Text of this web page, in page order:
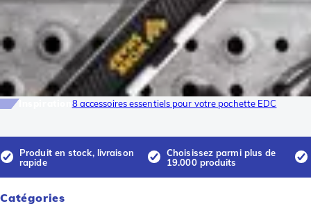
8 accessoires essentiels pour votre pochette EDC
Produit en stock, livraison
rapide
Choisissez parmi plus de
19.000 produits
Catégories